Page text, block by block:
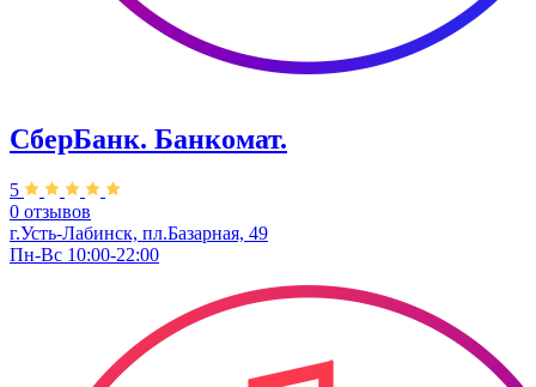
СберБанк. Банкомат.
5
0 отзывов
г.Усть-Лабинск, пл.​Базарная, 49
Пн-Вс 10:00-22:00